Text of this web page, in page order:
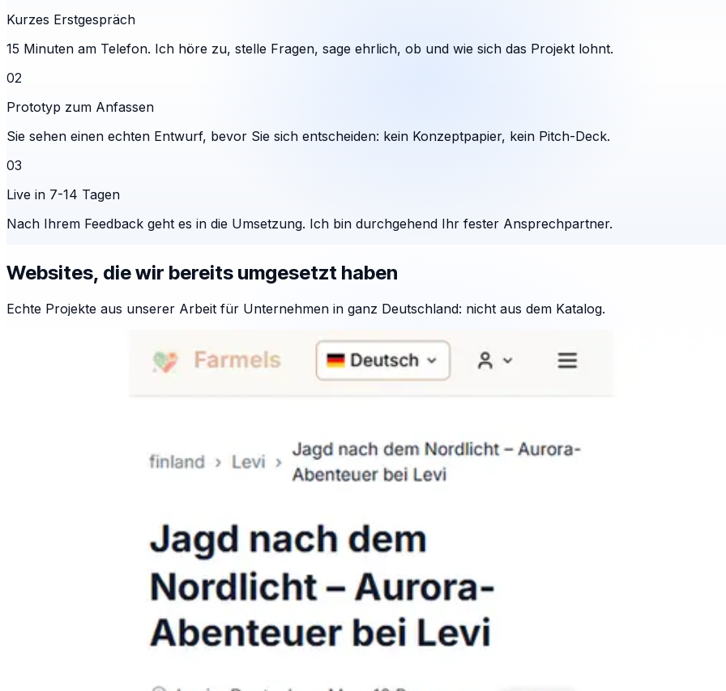
Kurzes Erstgespräch
15 Minuten am Telefon. Ich höre zu, stelle Fragen, sage ehrlich, ob und wie sich das Projekt lohnt.
02
Prototyp zum Anfassen
Sie sehen einen echten Entwurf, bevor Sie sich entscheiden: kein Konzeptpapier, kein Pitch-Deck.
03
Live in 7-14 Tagen
Nach Ihrem Feedback geht es in die Umsetzung. Ich bin durchgehend Ihr fester Ansprechpartner.
Websites, die wir bereits umgesetzt haben
Echte Projekte aus unserer Arbeit für Unternehmen in ganz Deutschland: nicht aus dem Katalog.